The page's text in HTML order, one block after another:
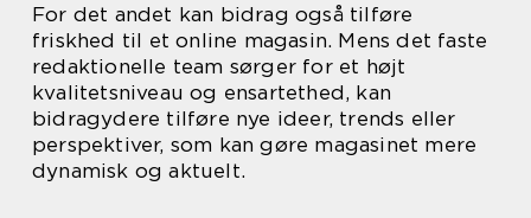
For det andet kan bidrag også tilføre
friskhed til et online magasin. Mens det faste
redaktionelle team sørger for et højt
kvalitetsniveau og ensartethed, kan
bidragydere tilføre nye ideer, trends eller
perspektiver, som kan gøre magasinet mere
dynamisk og aktuelt.